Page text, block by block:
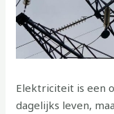
Elektriciteit is een
dagelijks leven,